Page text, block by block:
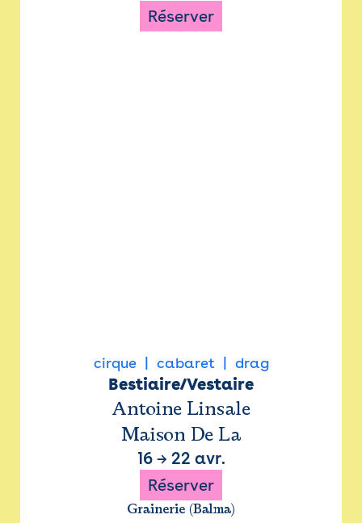
Réserver
cirque cabaret drag
Bestiaire/Vestaire
Antoine Linsale
Maison De La
16→ 22 avr.
Réserver
Grainerie (Balma)